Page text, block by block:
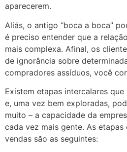
aparecerem.
Aliás, o antigo “boca a boca”
é preciso entender que a
mais complexa. Afinal, os
de ignorância sobre
compradores assíduos, você
Existem etapas intercalares
e, uma vez bem exploradas,
muito – a capacidade da
cada vez mais gente. As
vendas são as seguintes: